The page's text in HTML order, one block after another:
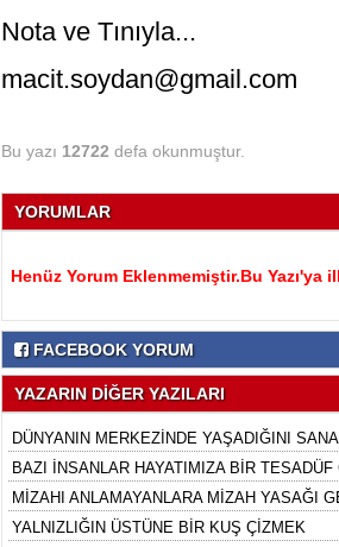
Nota ve Tınıyla...
macit.soydan@gmail.com
Bu yazı 12722 defa okunmuştur.
YORUMLAR
Henüz Yorum Eklenmemiştir.Bu Yazı'ya
FACEBOOK YORUM
YAZARIN DİĞER YAZILARI
DÜNYANIN MERKEZİNDE YAŞADIĞINI
BAZI İNSANLAR HAYATIMIZA BİR
MİZAHI ANLAMAYANLARA MİZAH YASAĞI
YALNIZLIĞIN ÜSTÜNE BİR KUŞ ÇİZMEK